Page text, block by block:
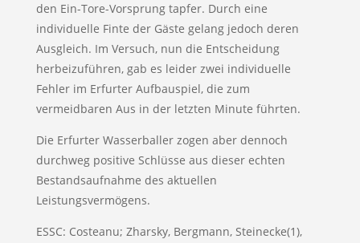
den Ein-Tore-Vorsprung tapfer. Durch eine
individuelle Finte der Gäste gelang jedoch deren
Ausgleich. Im Versuch, nun die Entscheidung
herbeizuführen, gab es leider zwei individuelle
Fehler im Erfurter Aufbauspiel, die zum
vermeidbaren Aus in der letzten Minute führten.
Die Erfurter Wasserballer zogen aber dennoch
durchweg positive Schlüsse aus dieser echten
Bestandsaufnahme des aktuellen
Leistungsvermögens.
ESSC: Costeanu; Zharsky, Bergmann, Steinecke(1),